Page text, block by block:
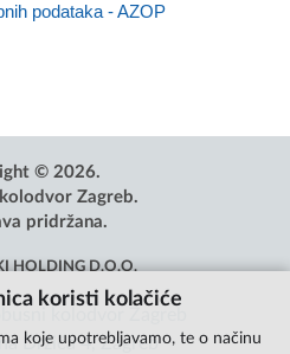
podataka - AZOP
© 2026.
Zagreb.
pridržana.
HOLDING D.O.O.
Držića 4, Zagreb
koristi kolačiće
koje upotrebljavamo, te o načinu